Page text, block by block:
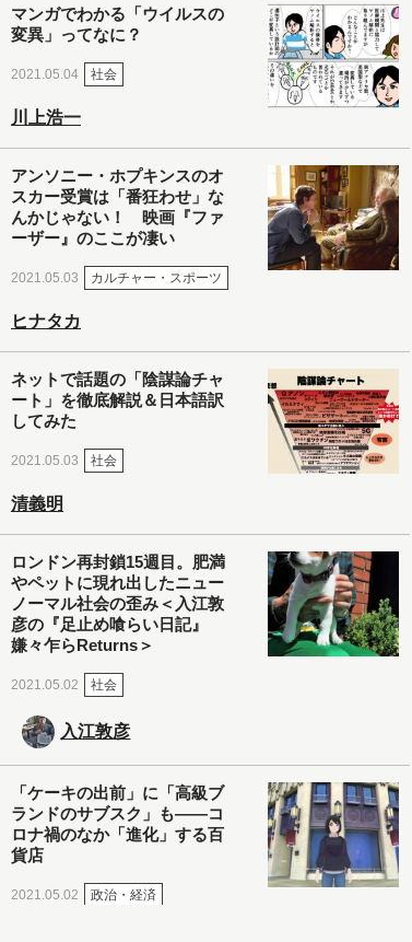
マンガでわかる「ウイルスの
変異」ってなに？
2021.05.04 社会
川上浩一
アンソニー・ホプキンスのオ
スカー受賞は「番狂わせ」な
んかじゃない！ 映画『ファ
ーザー』のここが凄い
2021.05.03 カルチャー・スポーツ
ヒナタカ
ネットで話題の「陰謀論チャ
ート」を徹底解説＆日本語訳
してみた
2021.05.03 社会
清義明
ロンドン再封鎖15週目。肥満
やペットに現れ出したニュー
ノーマル社会の歪み＜入江敦
彦の『足止め喰らい日記』
嫌々乍らReturns＞
2021.05.02 社会
入江敦彦
「ケーキの出前」に「高級ブ
ランドのサブスク」も――コ
ロナ禍のなか「進化」する百
貨店
2021.05.02 政治・経済